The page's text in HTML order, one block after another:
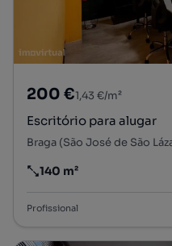
200 €1,43 €/m²
Escritório para alugar
Preço por metro quadrado
140 m²
Profissional